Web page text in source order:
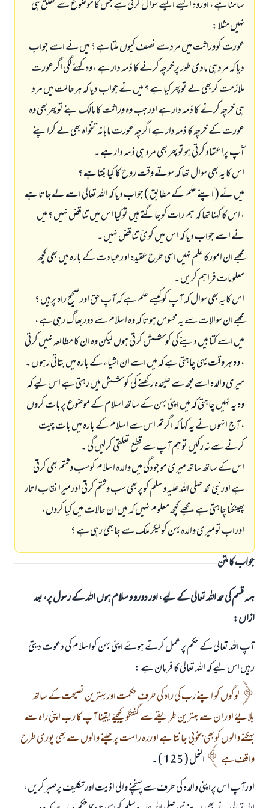
سامنا ہے ، اوروہ ایسے ایسے سوال کرتی ہے جس کا موضوع سے تعلق ہی
نہیں مثلا :
عورت کووراثت میں مرد سے نصف کیوں ملتا ہے ؟ میں نے اسے جواب
دیا کہ مرد ہی مادی طور پرخرچہ کرنے کا ذمہ دار ہے ، وہ کہنے لگی اگرعورت
ملازمت کربھی لے توپھرکیا ہے ؟ میں نے جواب دیا کہ ہرحالت میں مرد
ہی خرچہ کرنے کا ذمہ دار ہے اورجب وہ وراثت کا مالک بنے توپھربھی وہ
عورت کے خرچہ کا ذمہ دار ہے اگرچہ عورت ماہانہ تنخواہ بھی لے کراپنے
آّپ پراعتماد کرتی ہوتوپھر بھی مرد ہی ذمہ دارہے ۔
اس کا یہ بھی سوال تھا کہ سوتے وقت روح کا کیا بنتا ہے ؟
میں نے ( اپنے علم کے مطابق ) جواب دیا کہ اللہ تعالی اسے لےجاتا ہے
، اس کا کہنا تھا کہ ہم رات کوجاگتے ہیں توکیا اس میں تناقض نہیں ؟ میں
نے اسے جواب دیا کہ اس میں کوئ تناقض نہیں ۔
مجھے ان امورکا علم نہيں اسی طرح عقیدہ اورعبادت کے بارہ میں بھی کچھ
معلومات فراہم کریں ۔
اس کا یہ بھی سوال کہ آپ کوکیسے علم ہے کہ آپ حق اورصحیح راہ پرہیں ؟
مجھے ان سوالات سے یہ محسوس ہوتا کہ وہ اسلام سے دوربھاگ رہی ہے ،
میں اسے کتابیں دینے کی کوشش کرتی ہوں لیکن وہ ان کا مطالعہ نہیں کرتی
، وہ ہروقت یہی چاہتی ہے کہ میں اسے ان اشیاء کے بارہ میں بتاتی رہوں ۔
میری والدہ اسےمجھ سے علیحدہ رکھنے کی کوشش میں رہتی ہے اس لیے کہ
وہ یہ نہیں چاہتی کہ میں اپنی بہن کے ساتھ اسلام کے موضوع پربات کروں
، آج انہوں نے یہ کہا کہ اگرتم اس سے اسلام کے بارہ میں بات چیت
کرنے سے نہ رکیں توہم آپ سے قطع تعلقی کرلیں گي ۔
اس کے ساتھ ساتھ میری موجودگی میں والدہ اسلام کوسب وشتم بھی کرتی
ہے اورنبی محمد صلی اللہ علیہ وسلم کوپربھی سب وشتم کرتی اورمیرا نقاب اتار
پھینکنا چاہتی ہے ، مجھے کچھ معلوم نہیں کہ میں ان حالات میں کیا کروں ،
اوراب تومیری والدہ بہن کولیکر ملک سے جابھی رہی ہے ؟
جواب کا متن
ہمہ قسم کی حمد اللہ تعالی کے لیے، اور دورو و سلام ہوں اللہ کے رسول پر، بعد
ازاں:
آپ اللہ تعالی کے حکم پرعمل کرتے ہوۓ اپنی بہن کواسلام کی دعوت دیتی
رہیں اس لیے کہ اللہ تعالی کا فرمان ہے :
لوگوں کو اپنے رب کی راہ کی طرف حکمت اوربہترین نصیحت کے ساتھ
بلایۓ اور ان سے بہترین طریقے سے گفتگو کیجیۓ یقینا آپ کا رب اپنی راہ سے
بہکنے والوں کوبھی بخوبی جانتا ہے اوررہ راست پرچلنے والوں سے بھی پوری طرح
واقف ہے
النحل ( 125 ) ۔
اورآپ اس پراپنی والدہ کی طرف سے پہنچنے والی اذیت اورتکلیف پرصبر کریں ،